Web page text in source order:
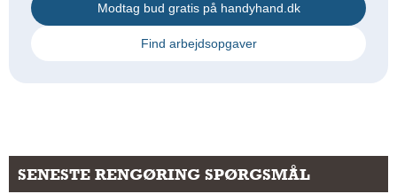
Modtag bud gratis på handyhand.dk
Find arbejdsopgaver
SENESTE RENGØRING SPØRGSMÅL